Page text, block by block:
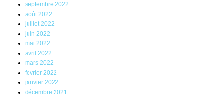
septembre 2022
août 2022
juillet 2022
juin 2022
mai 2022
avril 2022
mars 2022
février 2022
janvier 2022
décembre 2021